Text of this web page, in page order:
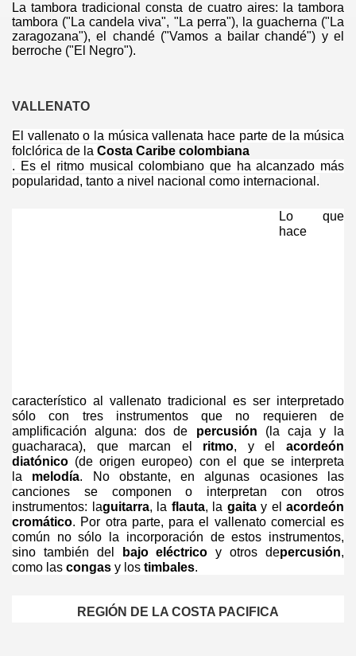
La tambora tradicional consta de cuatro aires: la tambora
tambora ("La candela viva", "La perra"), la guacherna ("La
zaragozana"), el chandé ("Vamos a bailar chandé") y el
berroche ("El Negro").
VALLENATO
El vallenato o la música vallenata hace parte de la música
folclórica de la Costa Caribe colombiana
. Es el ritmo musical colombiano que ha alcanzado más
popularidad, tanto a nivel nacional como internacional.
Lo que
hace
característico al vallenato tradicional es ser interpretado
sólo con tres instrumentos que no requieren de
amplificación alguna: dos de percusión (la caja y la
guacharaca), que marcan el ritmo, y elacordeón
diatónico (de origen europeo) con el que se interpreta
la melodía. No obstante, en algunas ocasiones las
canciones se componen o interpretan con otros
instrumentos: laguitarra, la flauta, la gaitay el acordeón
cromático. Por otra parte, para el vallenato comercial es
común no sólo la incorporación de estos instrumentos,
sino también del
bajo eléctrico y otros depercusión,
como las congas y los timbales.
REGIÓN DE LA COSTA PACIFICA